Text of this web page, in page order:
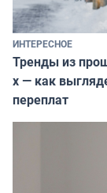
ИНТЕРЕСНОЕ
Тренды из
х — как
переплат